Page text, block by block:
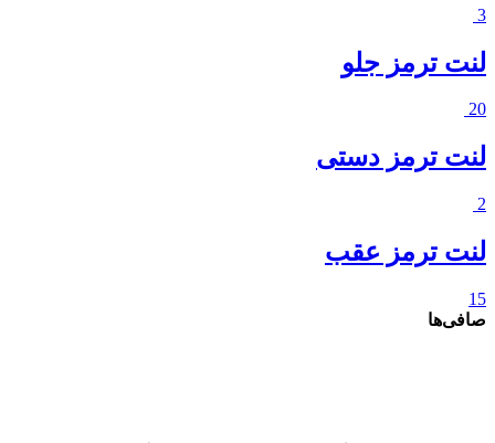
3
لنت ترمز جلو
20
لنت ترمز دستی
2
لنت ترمز عقب
15
صافی‌ها